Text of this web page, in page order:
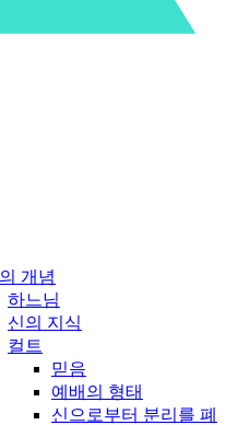
개념
하느님
신의 지식
컬트
믿음
예배의 형태
신으로부터 분리를 폐